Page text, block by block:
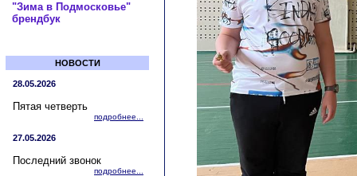
"Зима в Подмосковье"
брендбук
НОВОСТИ
28.05.2026
Пятая четверть
подробнее...
27.05.2026
Последний звонок
подробнее...